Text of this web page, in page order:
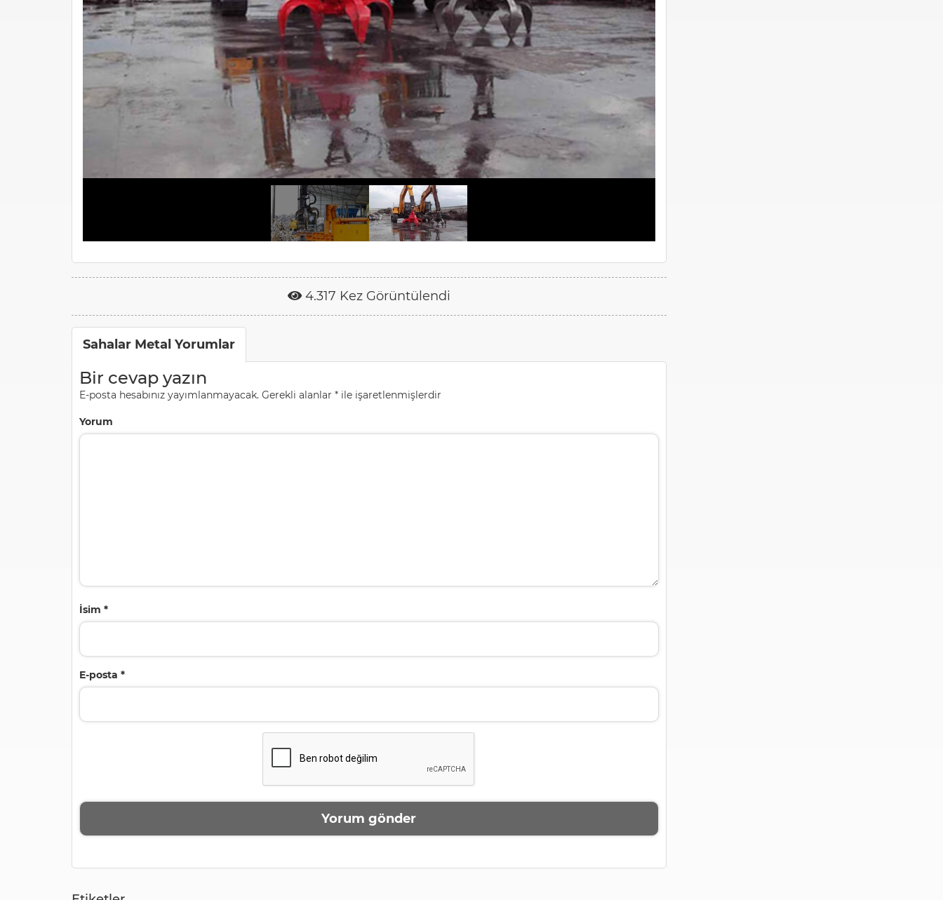
4.317 Kez Görüntülendi
Sahalar Metal Yorumlar
Bir cevap yazın
E-posta hesabınız yayımlanmayacak. Gerekli alanlar * ile işaretlenmişlerdir
Yorum
İsim *
E-posta *